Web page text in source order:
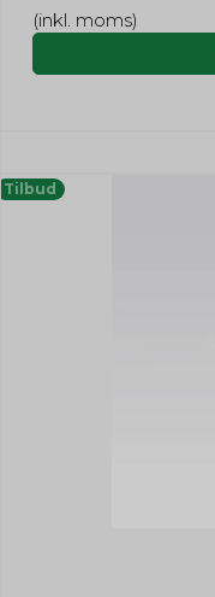
(inkl. moms)
Tilbud